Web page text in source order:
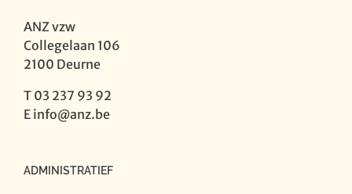
ANZ vzw
Collegelaan 106
2100 Deurne
T 03 237 93 92
E info@anz.be
ADMINISTRATIEF